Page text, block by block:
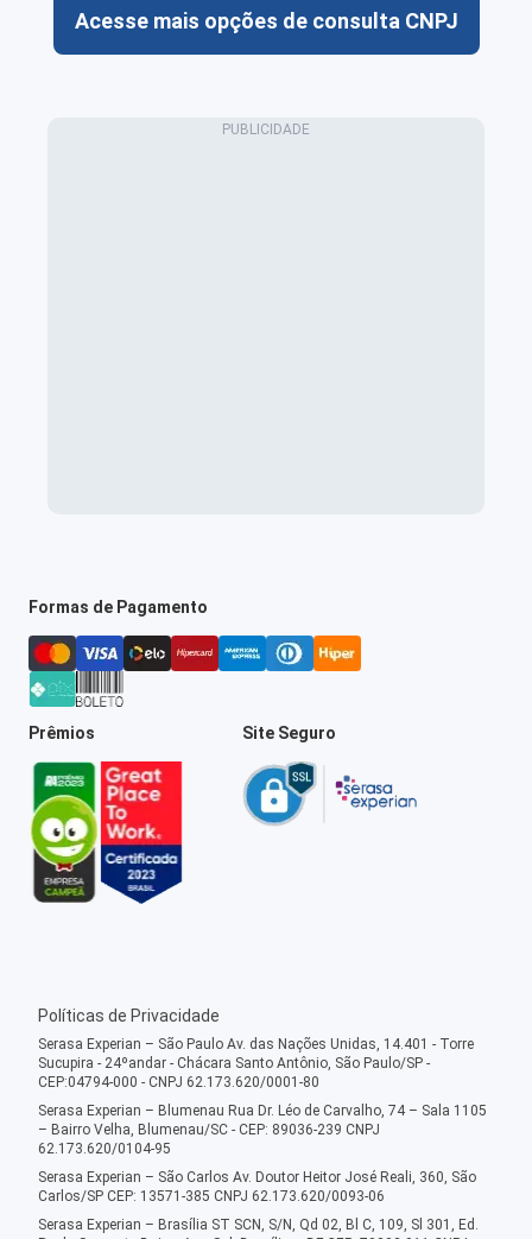
Acesse mais opções de consulta CNPJ
Formas de Pagamento
Prêmios Site Seguro
Políticas de Privacidade
Serasa Experian – São Paulo Av. das Nações Unidas, 14.401 - Torre
Sucupira - 24ºandar - Chácara Santo Antônio, São Paulo/SP -
CEP:04794-000 - CNPJ 62.173.620/0001-80
Serasa Experian – Blumenau Rua Dr. Léo de Carvalho, 74 – Sala 1105
– Bairro Velha, Blumenau/SC - CEP: 89036-239 CNPJ
62.173.620/0104-95
Serasa Experian – São Carlos Av. Doutor Heitor José Reali, 360, São
Carlos/SP CEP: 13571-385 CNPJ 62.173.620/0093-06
Serasa Experian – Brasília ST SCN, S/N, Qd 02, Bl C, 109, Sl 301, Ed.